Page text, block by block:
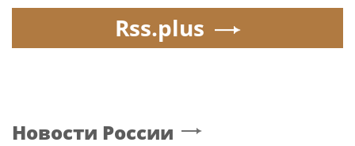
Rss.plus
Новости России